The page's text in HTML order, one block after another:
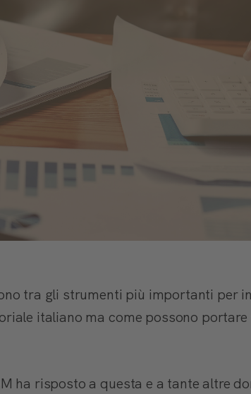
tra gli strumenti più importanti per
italiano ma come possono
ha risposto a questa e a tante altre